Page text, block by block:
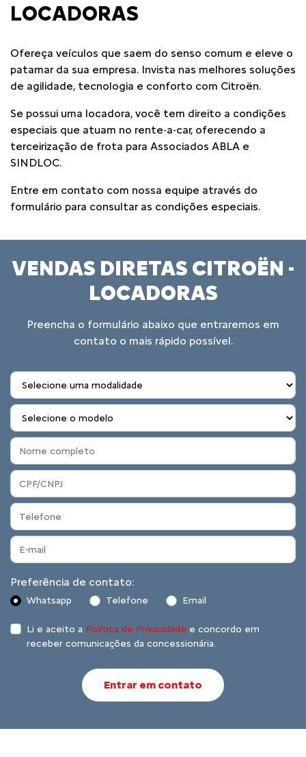
LOCADORAS
Ofereça veículos que saem do senso comum e eleve o
patamar da sua empresa. Invista nas melhores soluções
de agilidade, tecnologia e conforto com Citroën.
Se possui uma locadora, você tem direito a condições
especiais que atuam no rente-a-car, oferecendo a
terceirização de frota para Associados ABLA e
SINDLOC.
Entre em contato com nossa equipe através do
formulário para consultar as condições especiais.
VENDAS DIRETAS CITROËN -
LOCADORAS
Preencha o formulário abaixo que entraremos em
contato o mais rápido possível.
Preferência de contato:
Whatsapp Telefone Email
Li e aceito a Política de Privacidade e concordo em
receber comunicações da concessionária.
Entrar em contato